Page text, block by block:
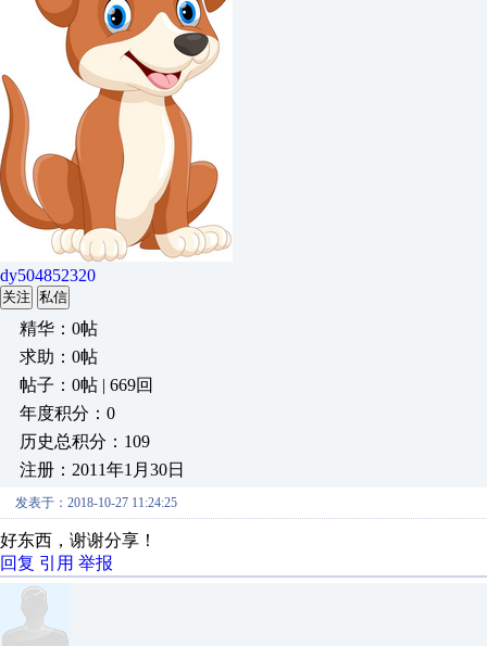
dy504852320
关注 私信
精华：0帖
求助：0帖
帖子：0帖 | 669回
年度积分：0
历史总积分：109
注册：2011年1月30日
发表于：2018-10-27 11:24:25
好东西，谢谢分享！
回复 引用 举报